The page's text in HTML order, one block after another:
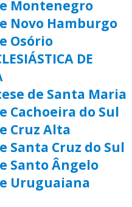
Montenegro
Novo Hamburgo
Osório
DE
de Santa Maria
Cachoeira do Sul
Cruz Alta
Santa Cruz do Sul
Santo Ângelo
Uruguaiana